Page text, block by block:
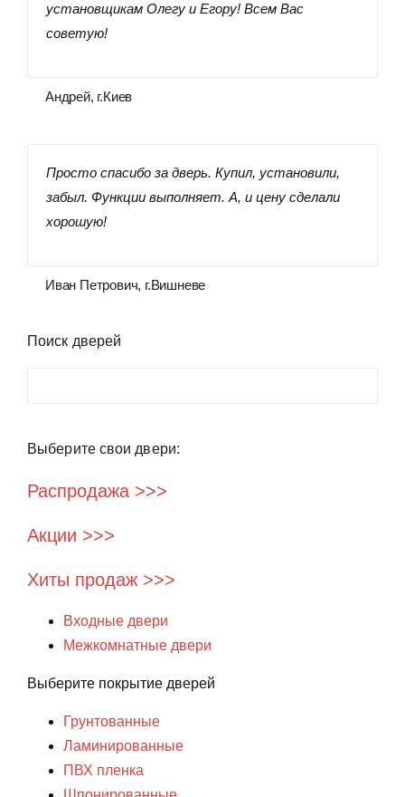
установщикам Олегу и Егору! Всем Вас
советую!
Андрей, г.Киев
Просто спасибо за дверь. Купил, установили,
забыл. Функции выполняет. А, и цену сделали
хорошую!
Иван Петрович, г.Вишневе
Поиск дверей
Выберите свои двери:
Распродажа >>>
Акции >>>
Хиты продаж >>>
Входные двери
Межкомнатные двери
Выберите покрытие дверей
Грунтованные
Ламинированные
ПВХ пленка